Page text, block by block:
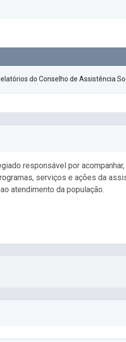
do Conselho de Assistência
responsável por
serviços e ações da
atendimento da população.